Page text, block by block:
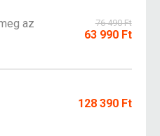
az
76 490 Ft
63 990 Ft
128 390 Ft